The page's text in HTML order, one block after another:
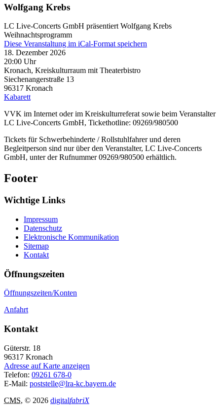
Wolfgang Krebs
LC Live-Concerts GmbH präsentiert Wolfgang Krebs
Weihnachtsprogramm
Diese Veranstaltung im iCal-Format speichern
18. Dezember 2026
20:00 Uhr
Kronach, Kreiskulturraum mit Theaterbistro
Siechenangerstraße 13
96317 Kronach
Kabarett
VVK im Internet oder im Kreiskulturreferat sowie beim Veranstalter
LC Live-Concerts GmbH, Tickethotline: 09269/980500
Tickets für Schwerbehinderte / Rollstuhlfahrer und deren
Begleitperson sind nur über den Veranstalter, LC Live-Concerts
GmbH, unter der Rufnummer 09269/980500 erhältlich.
Footer
Wichtige Links
Impressum
Datenschutz
Elektronische Kommunikation
Sitemap
Kontakt
Öffnungszeiten
Öffnungszeiten/Konten
Anfahrt
Kontakt
Güterstr. 18
96317 Kronach
Adresse auf Karte anzeigen
Telefon: 09261 678-0
E-Mail: poststelle@lra-kc.bayern.de
CMS, © 2026 digitalfabriX